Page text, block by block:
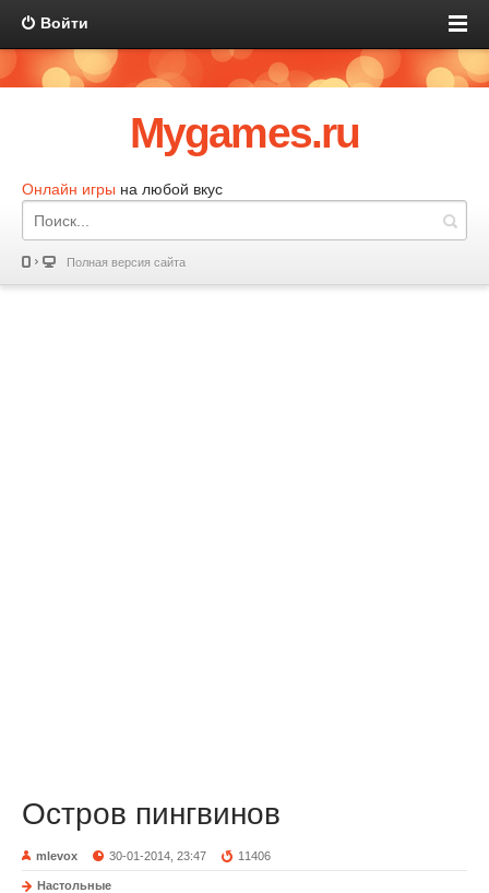
Войти
Mygames.ru
Онлайн игры на любой вкус
Полная версия сайта
Остров пингвинов
mlevox 30-01-2014, 23:47 11406
Настольные